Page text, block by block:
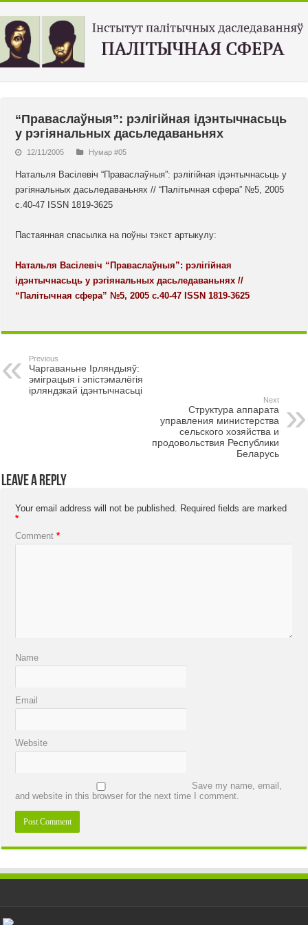
“Праваслаўныя”: рэлігійная ідэнтычнасьць
у рэгіянальных дасьледаваньнях
12/11/2005 Нумар #05
Натальля Васілевіч “Праваслаўныя”: рэлігійная ідэнтычнасьць у
рэгіянальных дасьледаваньнях // “Палiтычная сфера” №5, 2005
с.40-47 ISSN 1819-3625
Пастаянная спасылка на поўны тэкст артыкулу:
Натальля Васілевіч “Праваслаўныя”: рэлігійная
ідэнтычнасьць у рэгіянальных дасьледаваньнях //
“Палiтычная сфера” №5, 2005 с.40-47 ISSN 1819-3625
Previous
Чаргаваньне Ірляндыяў:
эміграцыя і эпістэмалёгія
ірляндзкай ідэнтычнасьці
Next
Структура аппарата
управления министерства
сельского хозяйства и
продовольствия Республики
Беларусь
Leave a Reply
Your email address will not be published. Required fields are marked
*
Comment*
Name
Email
Website
Save my name, email,
and website in this browser for the next time I comment.